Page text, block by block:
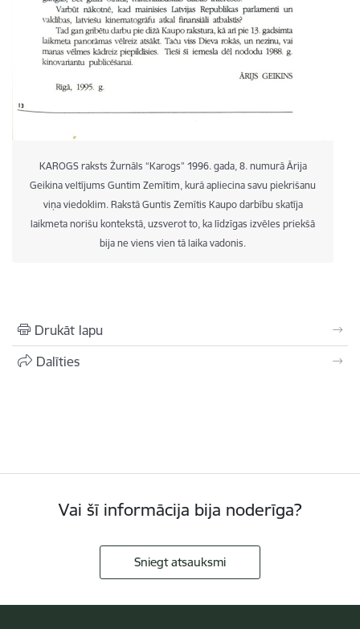
KAROGS raksts Žurnāls “Karogs” 1996. gada, 8. numurā Ārija
Geikina veltījums Guntim Zemītim, kurā apliecina savu piekrišanu
viņa viedoklim. Rakstā Guntis Zemītis Kaupo darbību skatīja
laikmeta norišu kontekstā, uzsverot to, ka līdzīgas izvēles priekšā
bija ne viens vien tā laika vadonis.
Drukāt lapu
Dalīties
Vai šī informācija bija noderīga?
Sniegt atsauksmi